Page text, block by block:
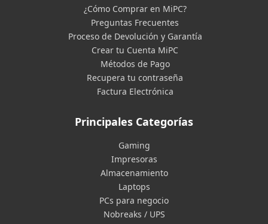
¿Cómo Comprar en MiPC?
Preguntas Frecuentes
Proceso de Devolución y Garantía
Crear tu Cuenta MiPC
Métodos de Pago
Recupera tu contraseña
Factura Electrónica
Principales Categorías
Gaming
Impresoras
Almacenamiento
Laptops
PCs para negocio
Nobreaks / UPS